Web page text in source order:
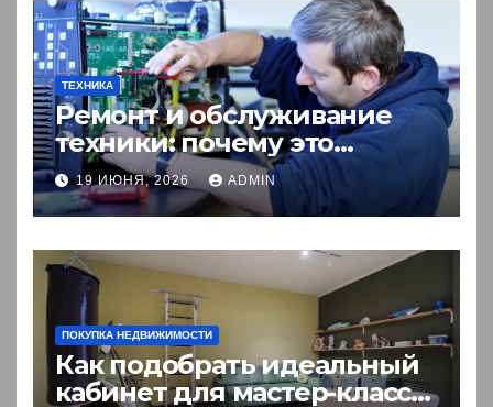
ТЕХНИКА
Ремонт и обслуживание
техники: почему это
выгоднее покупки новой?
19 ИЮНЯ, 2026 ADMIN
ПОКУПКА НЕДВИЖИМОСТИ
Как подобрать идеальный
кабинет для мастер-класса: